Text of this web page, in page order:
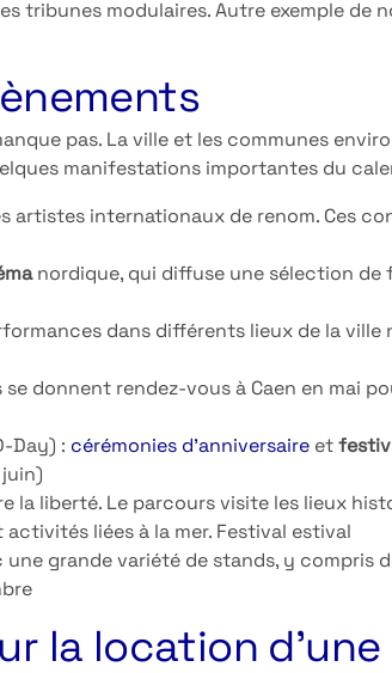
tribunes modulaires. Autre exemple de
pas. La ville et les communes
manifestations importantes du
artistes internationaux de renom. Ces
nordique, qui diffuse une sélection
dans différents lieux de la ville
donnent rendez-vous à Caen en mai
Day) : cérémonies d’anniversaire et
juin)
la liberté. Le parcours visite les lieux
liées à la mer. Festival estival
une grande variété de stands, y compris
la location